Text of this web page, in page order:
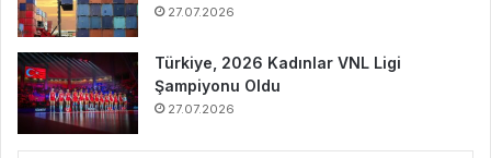
27.07.2026
Türkiye, 2026 Kadınlar VNL Ligi
Şampiyonu Oldu
27.07.2026